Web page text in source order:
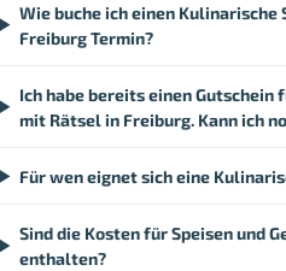
Wie buche ich einen
Freiburg Termin?
Ich habe bereits einen
mit Rätsel in Freiburg. Kann ich
Für wen eignet sich eine
Sind die Kosten für Speisen und
enthalten?